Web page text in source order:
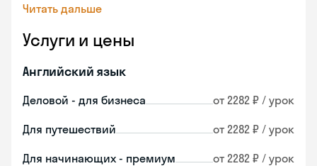
Читать дальше
Услуги и цены
Английский язык
Деловой - для бизнеса от 2282 ₽ / урок
Для путешествий от 2282 ₽ / урок
Для начинающих - премиум от 2282 ₽ / урок